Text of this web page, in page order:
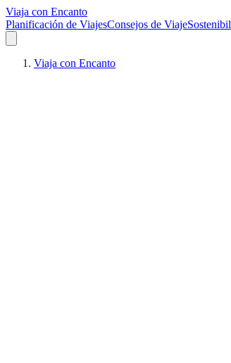
Viaja con Encanto
Planificación de ViajesConsejos de Viaje
Viaja con Encanto